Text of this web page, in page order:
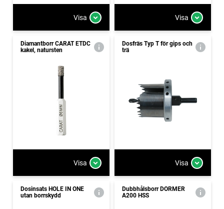
Visa Visa
Diamantborr CARAT ETDC
kakel, natursten
Visa
Dosfräs Typ T för gips och
trä
Visa
Dosinsats HOLE IN ONE
utan borrskydd
Dubbhålsborr DORMER
A200 HSS